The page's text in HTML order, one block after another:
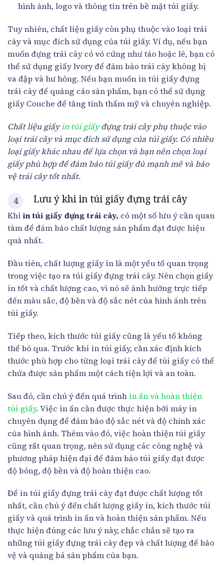
hình ảnh, logo và thông tin trên bề mặt túi giấy.
Tuy nhiên, chất liệu giấy còn phụ thuộc vào loại trái
cây và mục đích sử dụng của túi giấy. Ví dụ, nếu bạn
muốn đựng trái cây có vỏ cứng như táo hoặc lê, bạn có
thể sử dụng giấy Ivory để đảm bảo trái cây không bị
va đập và hư hỏng. Nếu bạn muốn in túi giấy đựng
trái cây để quảng cáo sản phẩm, bạn có thể sử dụng
giấy Couche để tăng tính thẩm mỹ và chuyên nghiệp.
Chất liệu giấyin túi giấyđựng trái cây phụ thuộc vào
loại trái cây và mục đích sử dụng của túi giấy. Có nhiều
loại giấy khác nhau để lựa chọn và bạn nên chọn loại
giấy phù hợp để đảm bảo túi giấy đủ mạnh mẽ và bảo
vệ trái cây tốt nhất.
Lưu ý khi in túi giấy đựng trái cây
Khi in túi giấy đựng trái cây, có một số lưu ý cần quan
tâm để đảm bảo chất lượng sản phẩm đạt được hiệu
quả nhất.
Đầu tiên, chất lượng giấy in là một yếu tố quan trọng
trong việc tạo ra túi giấy đựng trái cây. Nên chọn giấy
in tốt và chất lượng cao, vì nó sẽ ảnh hưởng trực tiếp
đến màu sắc, độ bền và độ sắc nét của hình ảnh trên
túi giấy.
Tiếp theo, kích thước túi giấy cũng là yếu tố không
thể bỏ qua. Trước khi in túi giấy, cần xác định kích
thước phù hợp cho từng loại trái cây để túi giấy có thể
chứa được sản phẩm một cách tiện lợi và an toàn.
Sau đó, cần chú ý đến quá trình in ấn và hoàn thiện
túi giấy. Việc in ấn cần được thực hiện bởi máy in
chuyên dụng để đảm bảo độ sắc nét và độ chính xác
của hình ảnh. Thêm vào đó, việc hoàn thiện túi giấy
cũng rất quan trọng, nên sử dụng các công nghệ và
phương pháp hiện đại để đảm bảo túi giấy đạt được
độ bóng, độ bền và độ hoàn thiện cao.
Để in túi giấy đựng trái cây đạt được chất lượng tốt
nhất, cần chú ý đến chất lượng giấy in, kích thước túi
giấy và quá trình in ấn và hoàn thiện sản phẩm. Nếu
thực hiện đúng các lưu ý này, chắc chắn sẽ tạo ra
những túi giấy đựng trái cây đẹp và chất lượng để bảo
vệ và quảng bá sản phẩm của bạn.